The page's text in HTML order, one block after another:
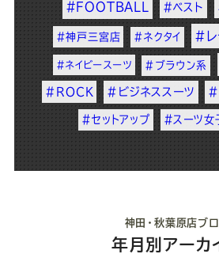
#FOOTBALL #ベスト
#神戸三宮店 #ネクタイ #レ
#ネイビースーツ #ブラウン系
#ROCK #ビジネススーツ #
#セットアップ #スーツ女
神田・秋葉原店ブロ
年月別アーカ